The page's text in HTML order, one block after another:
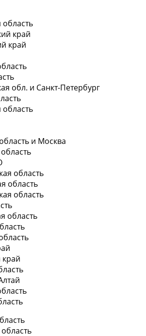
область
край
край
обл. и Санкт-Петербург
область
и Москва
область
область
область
область